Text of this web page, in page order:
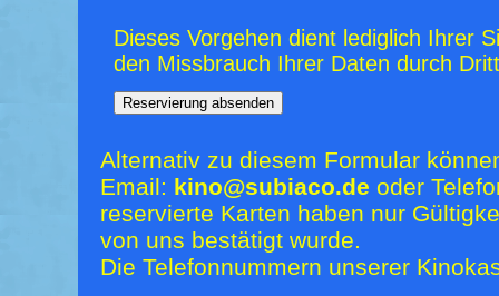
Dieses Vorgehen dient lediglich Ihrer
den Missbrauch Ihrer Daten durch
Alternativ zu diesem Formular
Email: kino@subiaco.de oder
reservierte Karten haben nur
von uns bestätigt wurde.
Die Telefonnummern unserer